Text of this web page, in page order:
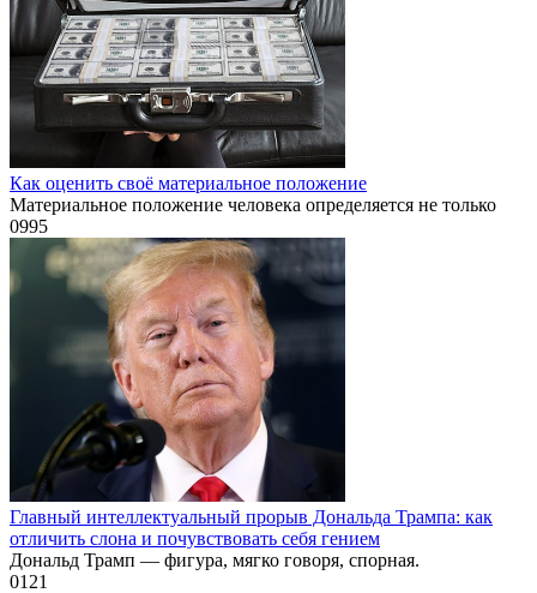
Как оценить своё материальное положение
Материальное положение человека определяется не только
0995
Главный интеллектуальный прорыв Дональда Трампа: как
отличить слона и почувствовать себя гением
Дональд Трамп — фигура, мягко говоря, спорная.
0121